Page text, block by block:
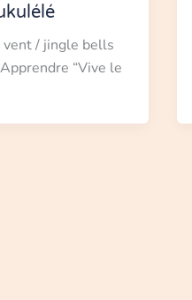
/ jingle bells
“Vive le